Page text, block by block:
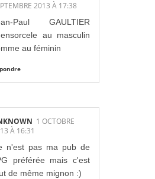
2013 À 17:38
Paul GAULTIER
au masculin
au féminin
1 OCTOBRE
À 16:31
n'est pas ma pub de
préférée mais c'est
de même mignon :)